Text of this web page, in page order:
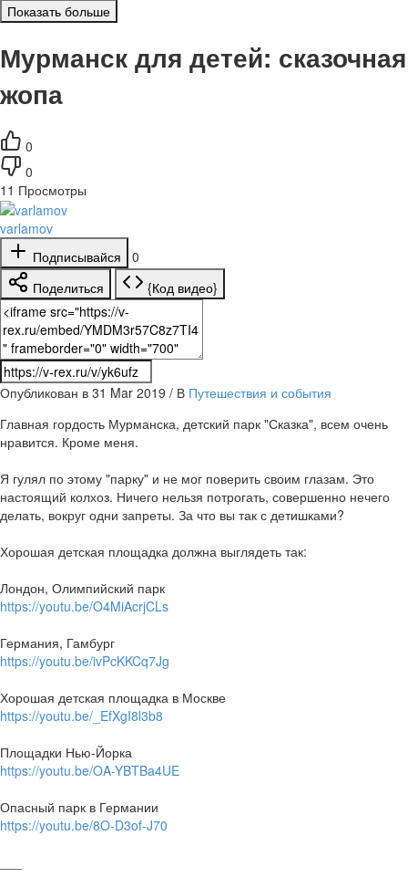
Показать больше
Мурманск для детей: сказочная
жопа
0
0
11 Просмотры
varlamov
Подписывайся
0
Поделиться
{Код видео}
Опубликован в 31 Mar 2019 / В Путешествия и события
Главная гордость Мурманска, детский парк "Сказка", всем очень
нравится. Кроме меня.
Я гулял по этому "парку" и не мог поверить своим глазам. Это
настоящий колхоз. Ничего нельзя потрогать, совершенно нечего
делать, вокруг одни запреты. За что вы так с детишками?
Хорошая детская площадка должна выглядеть так:
Лондон, Олимпийский парк
https://youtu.be/O4MiAcrjCLs
Германия, Гамбург
https://youtu.be/ivPcKKCq7Jg
Хорошая детская площадка в Москве
https://youtu.be/_EfXgI8l3b8
Площадки Нью-Йорка
https://youtu.be/OA-YBTBa4UE
Опасный парк в Германии
https://youtu.be/8O-D3of-J70